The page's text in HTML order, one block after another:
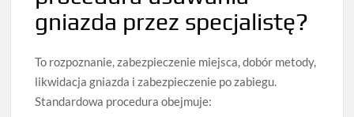
gniazda przez specjalistę?
To rozpoznanie, zabezpieczenie miejsca, dobór metody,
likwidacja gniazda i zabezpieczenie po zabiegu.
Standardowa procedura obejmuje: